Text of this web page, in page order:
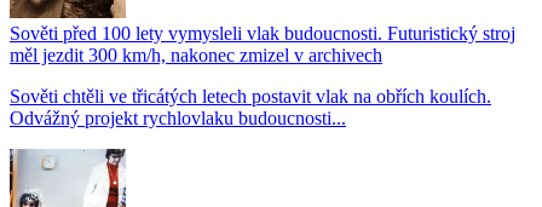
Sověti před 100 lety vymysleli vlak budoucnosti. Futuristický stroj
měl jezdit 300 km/h, nakonec zmizel v archivech
Sověti chtěli ve třicátých letech postavit vlak na obřích koulích.
Odvážný projekt rychlovlaku budoucnosti...